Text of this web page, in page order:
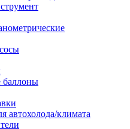
баллоны
автохолода/климата